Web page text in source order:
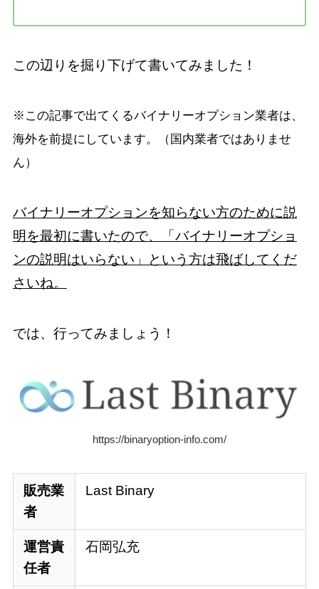
この辺りを掘り下げて書いてみました！
※この記事で出てくるバイナリーオプション業者は、
海外を前提にしています。（国内業者ではありませ
ん）
バイナリーオプションを知らない方のために説
明を最初に書いたので、「バイナリーオプショ
ンの説明はいらない」という方は飛ばしてくだ
さいね。
では、行ってみましょう！
https://binaryoption-info.com/
販売業
者
Last Binary
運営責
任者
石岡弘充